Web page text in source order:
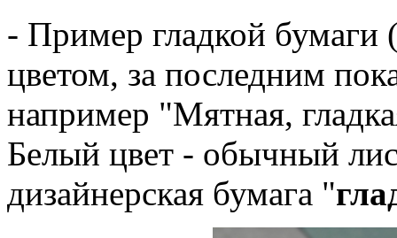
- Пример гладкой бумаги
цветом, за последним
например "Мятная,
Белый цвет - обычный
дизайнерская бумага "